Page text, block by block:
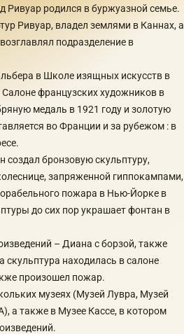
родился в буржуазной семье.
Ривуар, владел землями в Каннах, а
подразделение в
в Школе изящных искусств в
французских художников в
медаль в 1921 году и золотую
во Франции и за рубежом : в
создал бронзовую скульптуру,
запряженной гиппокампами,
пожара в Нью-Йорке в
до сих пор украшает фонтан в
– Диана с борзой, также
скульптура находилась в салоне
произошел пожар.
музеях (Музей Лувра, Музей
также в Музее Кассе, в котором